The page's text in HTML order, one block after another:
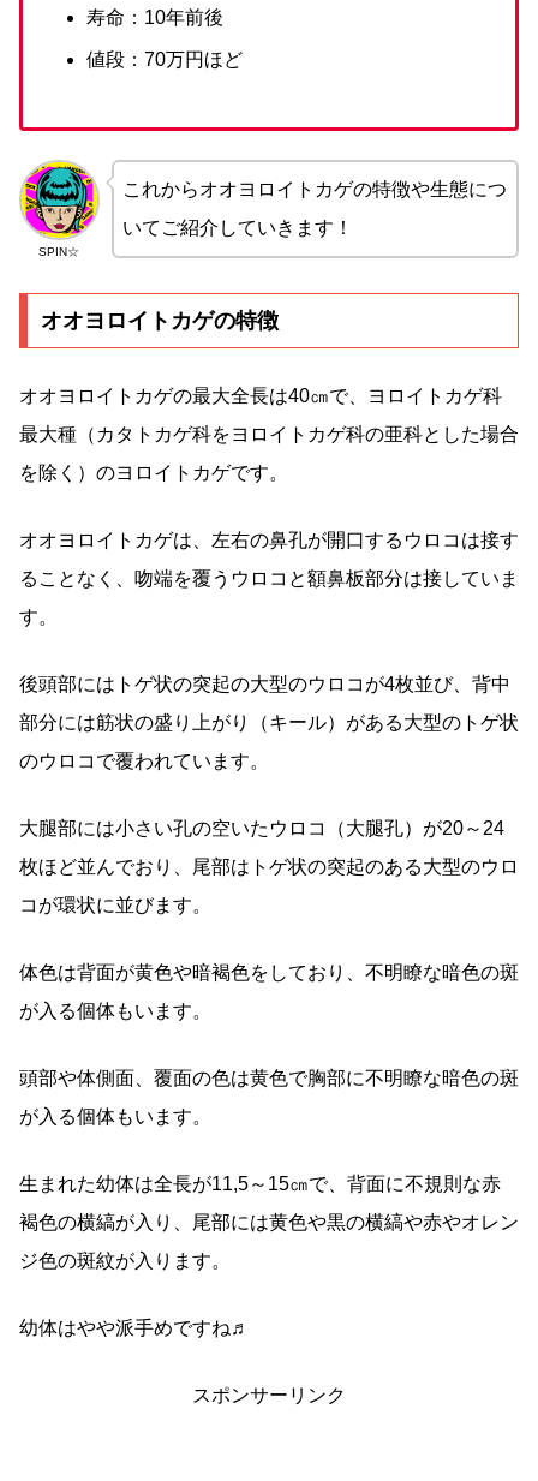
寿命：10年前後
値段：70万円ほど
SPIN☆
これからオオヨロイトカゲの特徴や生態につ
いてご紹介していきます！
オオヨロイトカゲの特徴
オオヨロイトカゲの最大全長は40㎝で、ヨロイトカゲ科
最大種（カタトカゲ科をヨロイトカゲ科の亜科とした場合
を除く）のヨロイトカゲです。
オオヨロイトカゲは、左右の鼻孔が開口するウロコは接す
ることなく、吻端を覆うウロコと額鼻板部分は接していま
す。
後頭部にはトゲ状の突起の大型のウロコが4枚並び、背中
部分には筋状の盛り上がり（キール）がある大型のトゲ状
のウロコで覆われています。
大腿部には小さい孔の空いたウロコ（大腿孔）が20～24
枚ほど並んでおり、尾部はトゲ状の突起のある大型のウロ
コが環状に並びます。
体色は背面が黄色や暗褐色をしており、不明瞭な暗色の斑
が入る個体もいます。
頭部や体側面、覆面の色は黄色で胸部に不明瞭な暗色の斑
が入る個体もいます。
生まれた幼体は全長が11,5～15㎝で、背面に不規則な赤
褐色の横縞が入り、尾部には黄色や黒の横縞や赤やオレン
ジ色の斑紋が入ります。
幼体はやや派手めですね♬
スポンサーリンク